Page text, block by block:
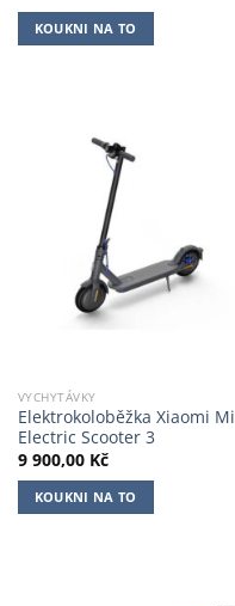
KOUKNI NA TO
VYCHYTÁVKY
Elektrokoloběžka Xiaomi Mi
Electric Scooter 3
9 900,00 Kč
KOUKNI NA TO